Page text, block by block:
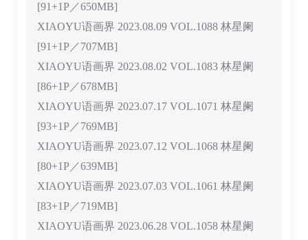
[91+1P／650MB]
XIAOYU语画界 2023.08.09 VOL.1088 林星阑
[91+1P／707MB]
XIAOYU语画界 2023.08.02 VOL.1083 林星阑
[86+1P／678MB]
XIAOYU语画界 2023.07.17 VOL.1071 林星阑
[93+1P／769MB]
XIAOYU语画界 2023.07.12 VOL.1068 林星阑
[80+1P／639MB]
XIAOYU语画界 2023.07.03 VOL.1061 林星阑
[83+1P／719MB]
XIAOYU语画界 2023.06.28 VOL.1058 林星阑